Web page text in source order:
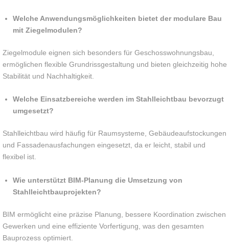
Welche Anwendungsmöglichkeiten bietet der modulare Bau
mit Ziegelmodulen?
Ziegelmodule eignen sich besonders für Geschosswohnungsbau,
ermöglichen flexible Grundrissgestaltung und bieten gleichzeitig hohe
Stabilität und Nachhaltigkeit.
Welche Einsatzbereiche werden im Stahlleichtbau bevorzugt
umgesetzt?
Stahlleichtbau wird häufig für Raumsysteme, Gebäudeaufstockungen
und Fassadenausfachungen eingesetzt, da er leicht, stabil und
flexibel ist.
Wie unterstützt BIM-Planung die Umsetzung von
Stahlleichtbauprojekten?
BIM ermöglicht eine präzise Planung, bessere Koordination zwischen
Gewerken und eine effiziente Vorfertigung, was den gesamten
Bauprozess optimiert.